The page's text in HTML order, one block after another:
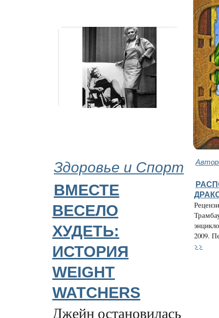
Здоровье и Спорт
ВМЕСТЕ
ВЕСЕЛО
ХУДЕТЬ:
ИСТОРИЯ
WEIGHT
WATCHERS
Джейн остановилась
2009.
>>